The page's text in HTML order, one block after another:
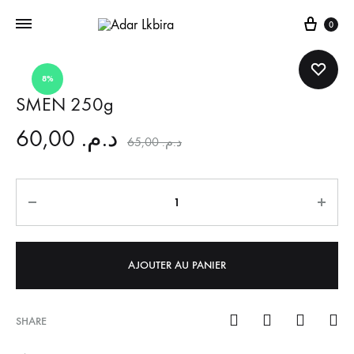
Cart
0
8%
SMEN 250g
د.م. د.م.65,00
AJOUTER AU PANIER
SHARE